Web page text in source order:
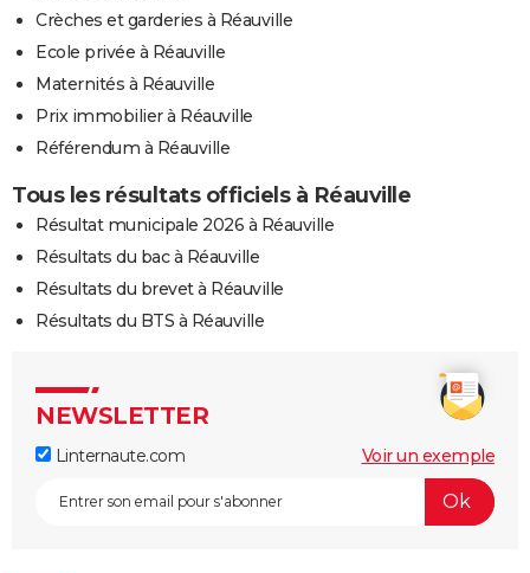
Crèches et garderies à Réauville
Ecole privée à Réauville
Maternités à Réauville
Prix immobilier à Réauville
Référendum à Réauville
Tous les résultats officiels à Réauville
Résultat municipale 2026 à Réauville
Résultats du bac à Réauville
Résultats du brevet à Réauville
Résultats du BTS à Réauville
NEWSLETTER
Linternaute.com Voir un exemple